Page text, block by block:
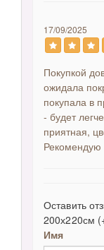
17/09/2025
Покупкой
ожидала
покупала в
- будет
приятная,
Рекомендую
Оставить
200х220см
Имя